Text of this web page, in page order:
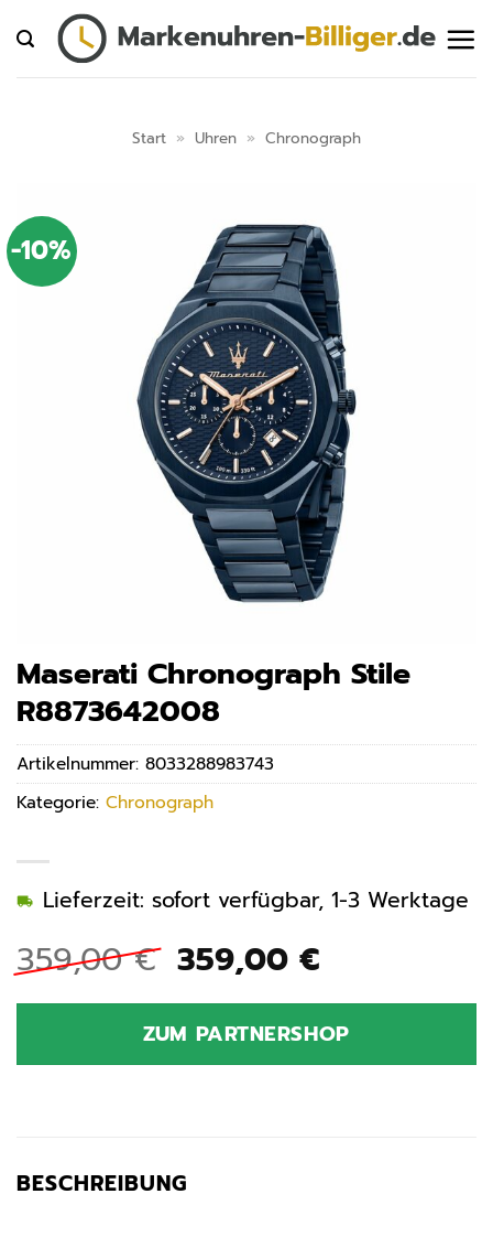
Inhalt
springen
Start » Uhren » Chronograph
-10%
Maserati Chronograph Stile
R8873642008
359,00€ Ursprünglicher
Preis
war:
359,00 €
359,00 €Aktueller
ist:
359,00 €.
Lieferzeit: sofort verfügbar, 1-3 Werktage
ZUM PARTNERSHOP
Artikelnummer: 8033288983743
Kategorie: Chronograph
BESCHREIBUNG